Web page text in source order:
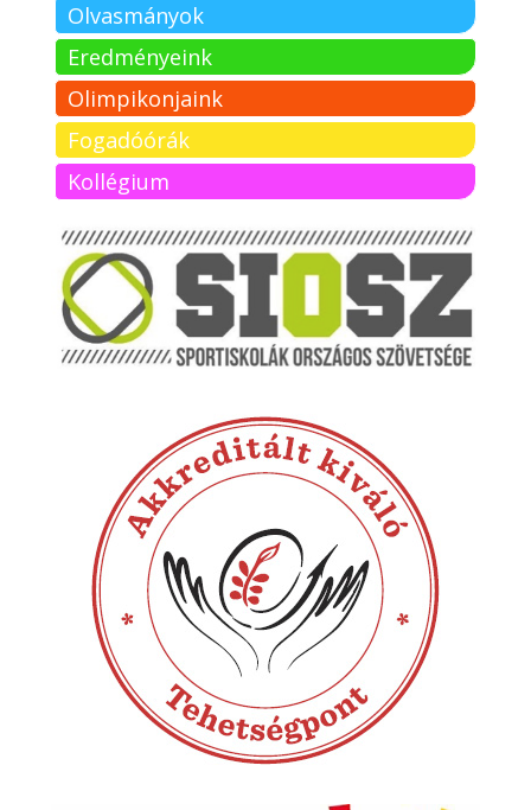
Olvasmányok
Eredményeink
Olimpikonjaink
Fogadóórák
Kollégium